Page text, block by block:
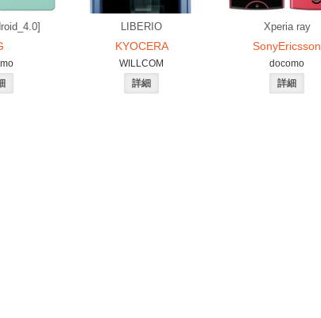
LIBERIO
KYOCERA
WILLCOM
Xperia ray
SonyEricsson
docomo